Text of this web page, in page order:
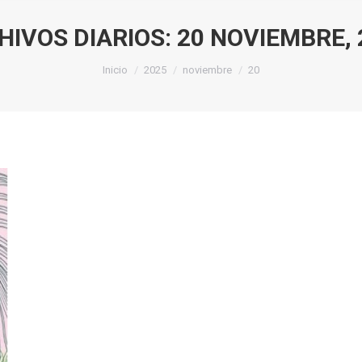
DIARIOS: 20 NOVIEMBRE,
Estás aquí:
Inicio 2025 noviembre 20